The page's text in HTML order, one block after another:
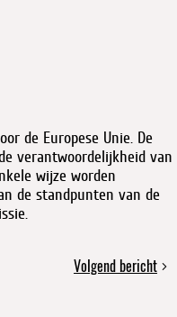
de Europese Unie. De
verantwoordelijkheid van
wijze worden
de standpunten van de
Volgend bericht
Crowdfunding